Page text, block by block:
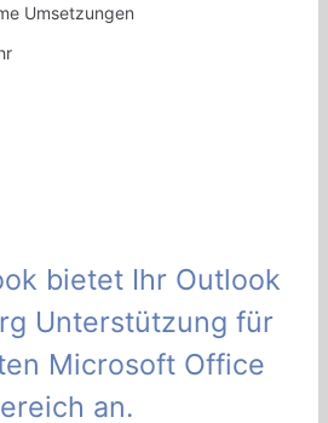
Umsetzungen
bietet Ihr Outlook
Unterstützung für
Microsoft Office
an.